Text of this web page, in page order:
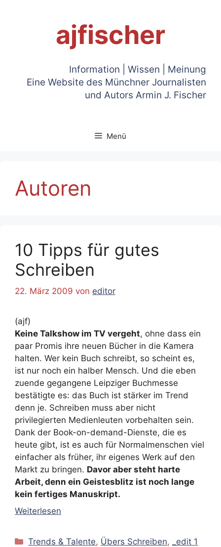
ajfischer
Information | Wissen | Meinung
Eine Website des Münchner Journalisten
und Autors Armin J. Fischer
Menü
Autoren
10 Tipps für gutes
Schreiben
22. März 2009 von editor
(ajf)
Keine Talkshow im TV vergeht, ohne dass ein
paar Promis ihre neuen Bücher in die Kamera
halten. Wer kein Buch schreibt, so scheint es,
ist nur noch ein halber Mensch. Und die eben
zuende gegangene Leipziger Buchmesse
bestätigte es: das Buch ist stärker im Trend
denn je. Schreiben muss aber nicht
privilegierten Medienleuten vorbehalten sein.
Dank der Book-on-demand-Dienste, die es
heute gibt, ist es auch für Normalmenschen viel
einfacher als früher, ihr eigenes Werk auf den
Markt zu bringen. Davor aber steht harte
Arbeit, denn ein Geistesblitz ist noch lange
kein fertiges Manuskript.
Weiterlesen
Kategorien
Trends & Talente, Übers Schreiben,
_edit 1